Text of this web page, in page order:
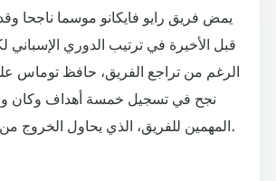
يمض فريق رايو فايكانو موسما ناجحا
قبل الأخيرة في ترتيب الدوري الإسباني
الرغم من تراجع الفريق، حافظ توماس
نجح في تسجيل خمسة أهداف وكان
المهمين للفريق، الذي يحاول الخروج من الوضعية الحالية.